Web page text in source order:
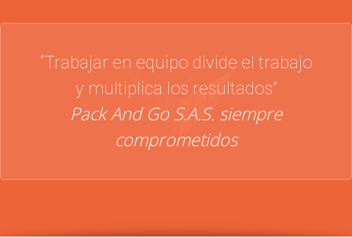
“Trabajar en equipo divide el trabajo
y multiplica los resultados”
Pack And Go S.A.S. siempre
comprometidos